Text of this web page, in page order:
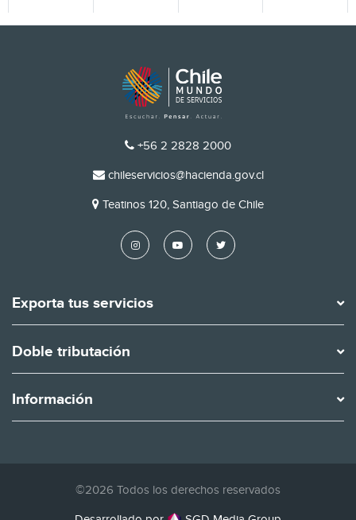
TELÉFONO
+56 2 2828 2000
EMAIL
chileservicios@hacienda.gov.cl
DIRECCIÓN
Teatinos 120, Santiago de Chile
Exporta tus servicios
Doble tributación
Información
©2026 Todos los derechos reservados